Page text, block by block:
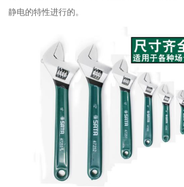
静电的特性进行的。